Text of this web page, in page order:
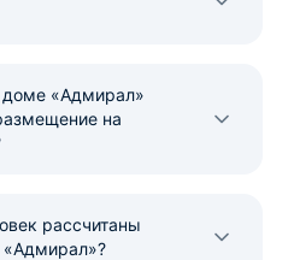
«Адмирал»
на
рассчитаны